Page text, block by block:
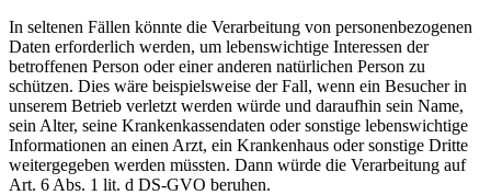
In seltenen Fällen könnte die Verarbeitung von personenbezogenen
Daten erforderlich werden, um lebenswichtige Interessen der
betroffenen Person oder einer anderen natürlichen Person zu
schützen. Dies wäre beispielsweise der Fall, wenn ein Besucher in
unserem Betrieb verletzt werden würde und daraufhin sein Name,
sein Alter, seine Krankenkassendaten oder sonstige lebenswichtige
Informationen an einen Arzt, ein Krankenhaus oder sonstige Dritte
weitergegeben werden müssten. Dann würde die Verarbeitung auf
Art. 6 Abs. 1 lit. d DS-GVO beruhen.